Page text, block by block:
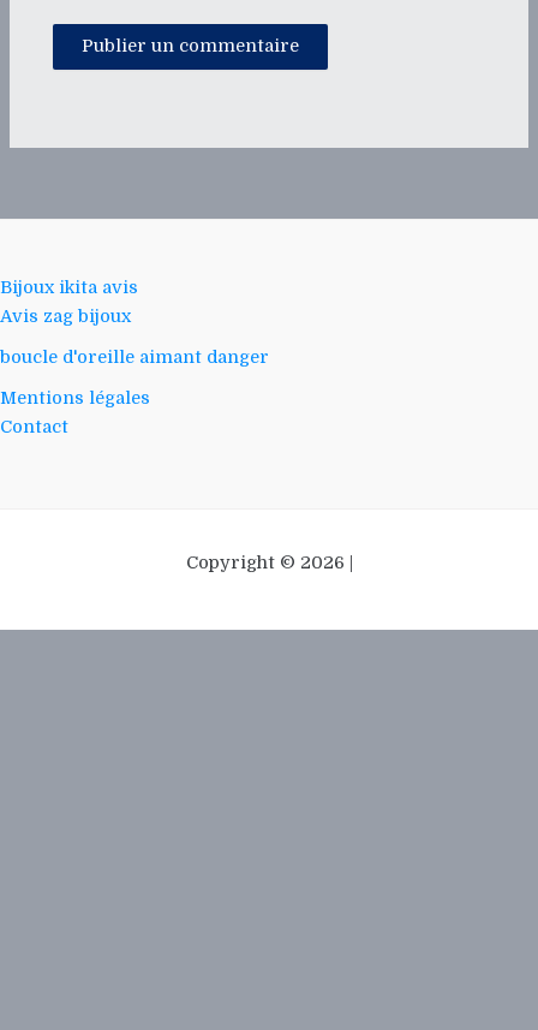
Bijoux ikita avis
Avis zag bijoux
boucle d'oreille aimant danger
Mentions légales
Contact
Copyright © 2026 |